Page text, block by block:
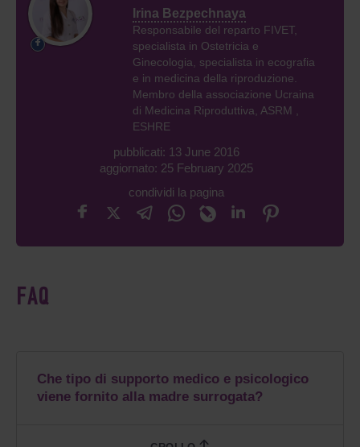
Irina Bezpechnaya
Responsabile del reparto FIVET,
specialista in Ostetricia e
Ginecologia, specialista in ecografia
e in medicina della riproduzione.
Membro della associazione Ucraina
di Medicina Riproduttiva, ASRM ,
ESHRE
pubblicati: 13 June 2016
aggiornato: 25 February 2025
condividi la pagina
FAQ
Che tipo di supporto medico e psicologico
viene fornito alla madre surrogata?